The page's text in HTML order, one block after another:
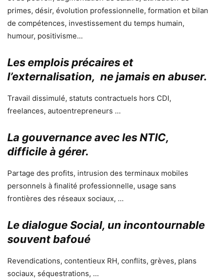
primes, désir, évolution professionnelle, formation et bilan
de compétences, investissement du temps humain,
humour, positivisme…
Les emplois précaires et
l’externalisation, ne jamais en abuser.
Travail dissimulé, statuts contractuels hors CDI,
freelances, autoentrepreneurs …
La gouvernance avec les NTIC,
difficile à gérer.
Partage des profits, intrusion des terminaux mobiles
personnels à finalité professionnelle, usage sans
frontières des réseaux sociaux, …
Le dialogue Social, un incontournable
souvent bafoué
Revendications, contentieux RH, conflits, grèves, plans
sociaux, séquestrations, …